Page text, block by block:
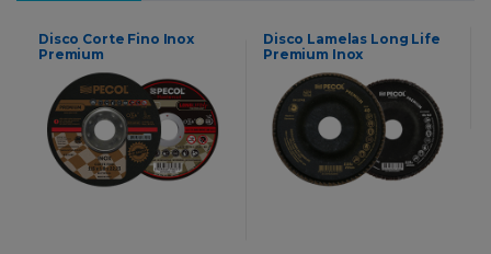
Disco Corte Fino Inox
Premium
Disco Lamelas Long Life
Premium Inox